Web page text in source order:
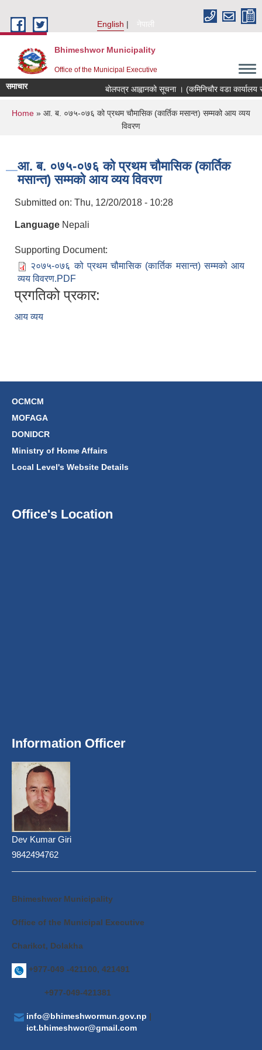
English
नेपाली
Bhimeshwor Municipality
Office of the Municipal Executive
समाचार बोलपत्र आह्वानको सूचना । (कमिनिचौर वडा कार्यालय
You are here
Home » आ. ब. ०७५-०७६ को प्रथम चौमासिक (कार्तिक मसान्त) सम्मको आय व्यय
विवरण
आ. ब. ०७५-०७६ को प्रथम चौमासिक (कार्तिक
मसान्त) सम्मको आय व्यय विवरण
Submitted on: Thu, 12/20/2018 - 10:28
Language Nepali
Supporting Document:
२०७५-०७६ को प्रथम चौमासिक (कार्तिक मसान्त) सम्मको आय
व्यय विवरण.PDF
प्रगतिको प्रकार:
आय व्यय
OCMCM
MOFAGA
DONIDCR
Ministry of Home Affairs
Local Level's Website Details
Office's Location
Information Officer
Dev Kumar Giri
9842494762
Bhimeshwor Municipality
Office of the Municipal Executive
Charikot, Dolakha
+977-049 -421100, 421491
+977-049-421381
info@bhimeshwormun.gov.np |
ict.bhimeshwor@gmail.com